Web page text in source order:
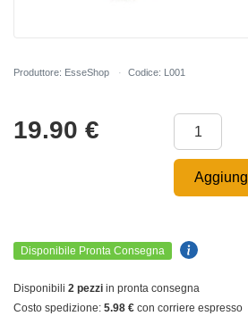
Produttore: EsseShop Codice: L001
19.90 €
Disponibile Pronta Consegna
Disponibili 2 pezzi in pronta consegna
Costo spedizione: 5.98 € con corriere espresso